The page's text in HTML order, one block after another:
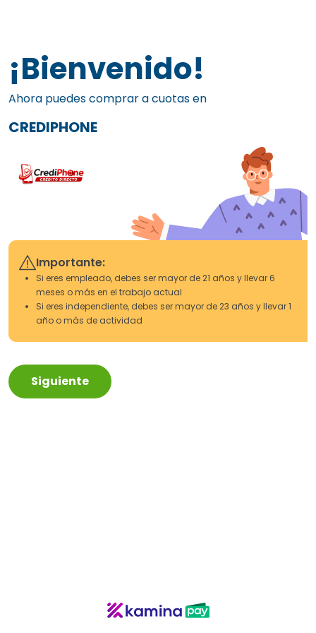
¡Bienvenido!
Ahora puedes comprar a cuotas en
CREDIPHONE
Importante:
Si eres empleado, debes ser mayor de 21 años y llevar 6
meses o más en el trabajo actual
Si eres independiente, debes ser mayor de 23 años y llevar 1
año o más de actividad
Siguiente